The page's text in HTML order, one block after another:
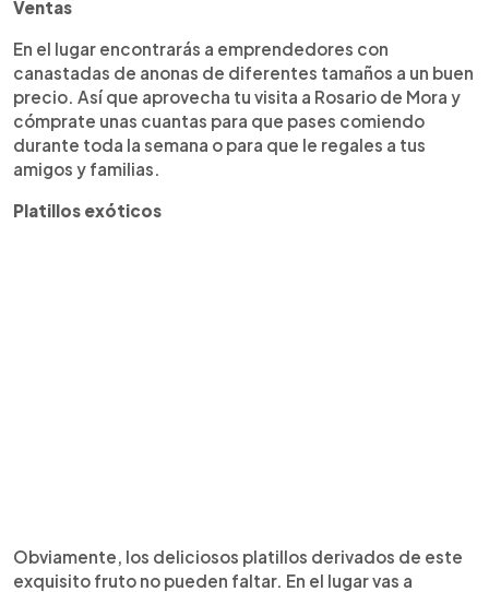
Ventas
En el lugar encontrarás a emprendedores con
canastadas de anonas de diferentes tamaños a un buen
precio. Así que aprovecha tu visita a Rosario de Mora y
cómprate unas cuantas para que pases comiendo
durante toda la semana o para que le regales a tus
amigos y familias.
Platillos exóticos
Obviamente, los deliciosos platillos derivados de este
exquisito fruto no pueden faltar. En el lugar vas a